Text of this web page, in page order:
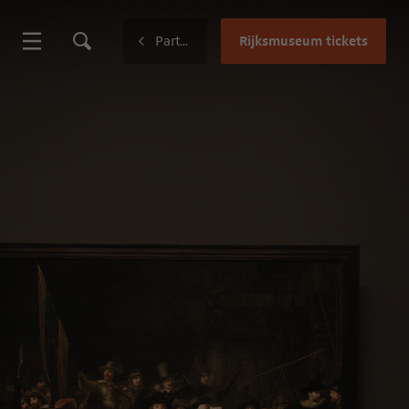
Partnerships Rijksmuseum tickets